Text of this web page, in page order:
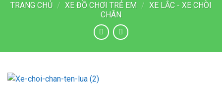
TRANG CHỦ / XE ĐỒ CHƠI TRẺ EM / XE LẮC - XE CHÒI
CHÂN